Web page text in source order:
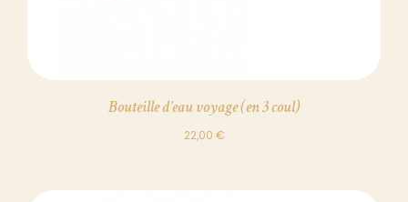
Bouteille d’eau voyage (en 3 coul)
22,00 €